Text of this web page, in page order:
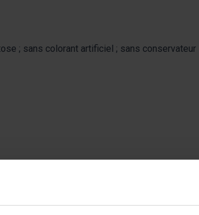
; sans colorant artificiel ; sans conservateur
en cours de finalisation.